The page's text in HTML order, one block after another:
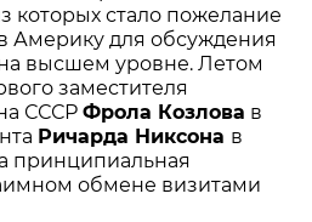
которых стало пожелание
Америку для обсуждения
высшем уровне. Летом
заместителя
СССРФрола Козлова в
Ричарда Никсона в
принципиальная
обмене визитами